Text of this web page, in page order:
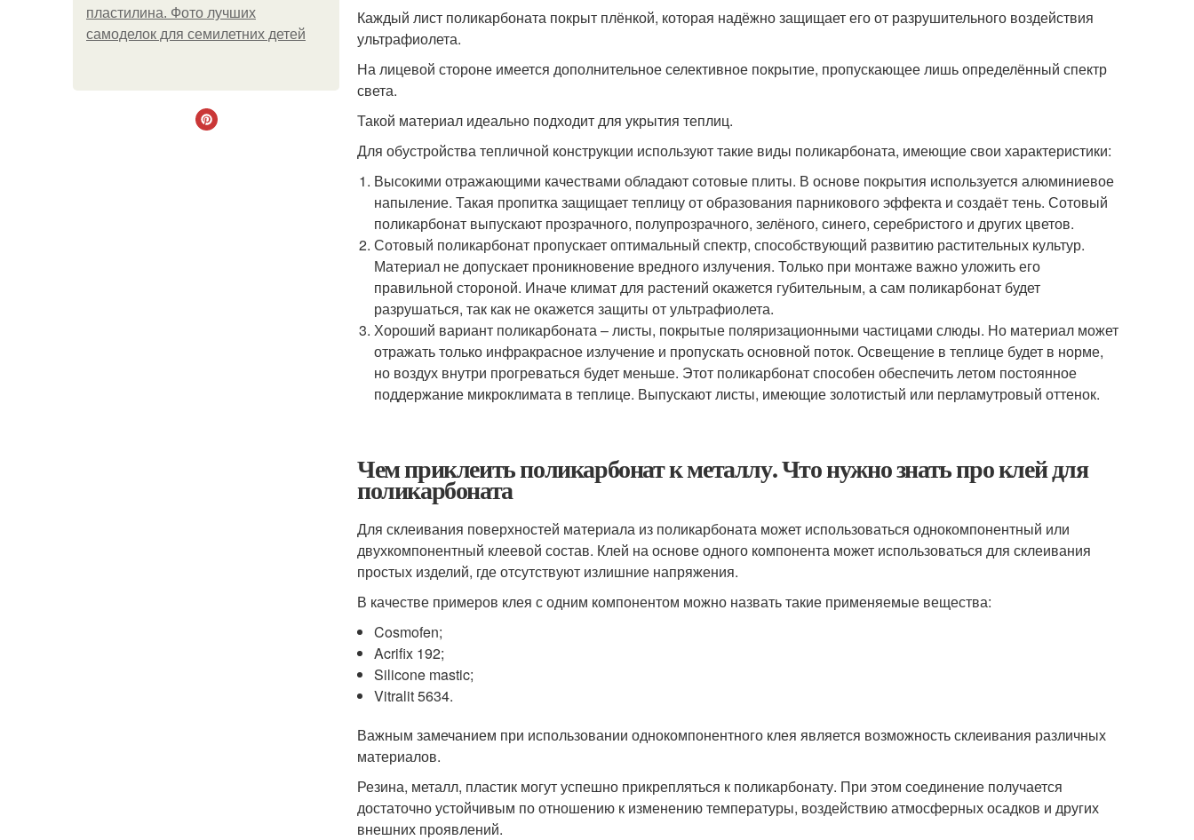
пластилина. Фото лучших
самоделок для семилетних детей
Каждый лист поликарбоната покрыт плёнкой, которая надёжно защищает его от разрушительного воздействия
ультрафиолета.
На лицевой стороне имеется дополнительное селективное покрытие, пропускающее лишь определённый спектр
света.
Такой материал идеально подходит для укрытия теплиц.
Для обустройства тепличной конструкции используют такие виды поликарбоната, имеющие свои характеристики:
Высокими отражающими качествами обладают сотовые плиты. В основе покрытия используется алюминиевое
напыление. Такая пропитка защищает теплицу от образования парникового эффекта и создаёт тень. Сотовый
поликарбонат выпускают прозрачного, полупрозрачного, зелёного, синего, серебристого и других цветов.
Сотовый поликарбонат пропускает оптимальный спектр, способствующий развитию растительных культур.
Материал не допускает проникновение вредного излучения. Только при монтаже важно уложить его
правильной стороной. Иначе климат для растений окажется губительным, а сам поликарбонат будет
разрушаться, так как не окажется защиты от ультрафиолета.
Хороший вариант поликарбоната – листы, покрытые поляризационными частицами слюды. Но материал может
отражать только инфракрасное излучение и пропускать основной поток. Освещение в теплице будет в норме,
но воздух внутри прогреваться будет меньше. Этот поликарбонат способен обеспечить летом постоянное
поддержание микроклимата в теплице. Выпускают листы, имеющие золотистый или перламутровый оттенок.
Чем приклеить поликарбонат к металлу. Что нужно знать про клей для
поликарбоната
Для склеивания поверхностей материала из поликарбоната может использоваться однокомпонентный или
двухкомпонентный клеевой состав. Клей на основе одного компонента может использоваться для склеивания
простых изделий, где отсутствуют излишние напряжения.
В качестве примеров клея с одним компонентом можно назвать такие применяемые вещества:
Cosmofen;
Acrifix 192;
Silicone mastic;
Vitralit 5634.
Важным замечанием при использовании однокомпонентного клея является возможность склеивания различных
материалов.
Резина, металл, пластик могут успешно прикрепляться к поликарбонату. При этом соединение получается
достаточно устойчивым по отношению к изменению температуры, воздействию атмосферных осадков и других
внешних проявлений.